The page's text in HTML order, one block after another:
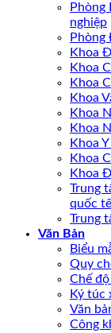
Phòng
nghiệp
Phòng
Khoa
Khoa
Khoa
Khoa
Khoa
Khoa
Khoa
Khoa
Khoa
Trung
quốc
Trung
Văn Bản
Biểu
Quy
Chế
Ký túc
Văn
Công